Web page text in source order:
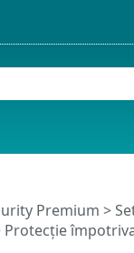
Premium >
Protecție